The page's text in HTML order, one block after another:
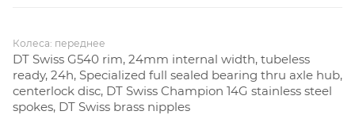
Колеса: переднее
DT Swiss G540 rim, 24mm internal width, tubeless
ready, 24h, Specialized full sealed bearing thru axle hub,
centerlock disc, DT Swiss Champion 14G stainless steel
spokes, DT Swiss brass nipples